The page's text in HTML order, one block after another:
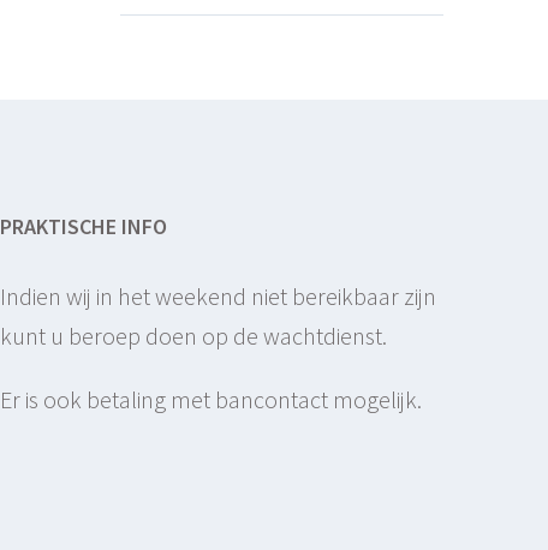
PRAKTISCHE INFO
Indien wij in het weekend niet bereikbaar zijn
kunt u beroep doen op de wachtdienst.
Er is ook betaling met bancontact mogelijk.